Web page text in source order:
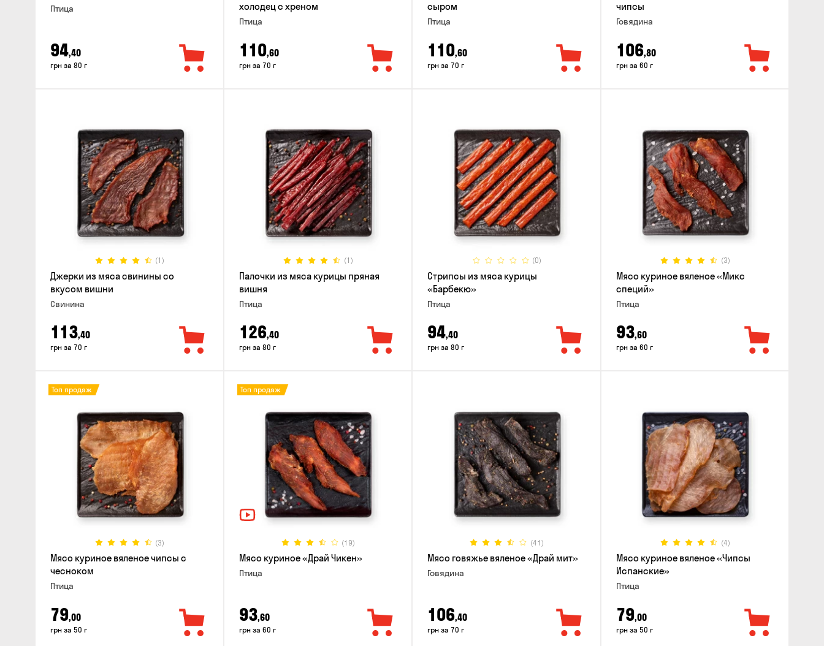
Птица
94,40
грн за 80 г
холодец с хреном
Птица
110,60
грн за 70 г
сыром
Птица
110,60
грн за 70 г
чипсы
Говядина
106,80
грн за 60 г
(1)
Джерки из мяса свинины со
вкусом вишни
Свинина
113,40
грн за 70 г
(1)
Палочки из мяса курицы пряная
вишня
Птица
126,40
грн за 80 г
(0)
Стрипсы из мяса курицы
«Барбекю»
Птица
94,40
грн за 80 г
(3)
Мясо куриное вяленое «Микс
специй»
Птица
93,60
грн за 60 г
(3)
Топ продаж
Мясо куриное вяленое чипсы с
чесноком
Птица
79,00
грн за 50 г
(19)
Топ продаж
Мясо куриное «Драй Чикен»
Птица
93,60
грн за 60 г
(41)
Мясо говяжье вяленое «Драй мит»
Говядина
106,40
грн за 70 г
(4)
Мясо куриное вяленое «Чипсы
Испанские»
Птица
79,00
грн за 50 г